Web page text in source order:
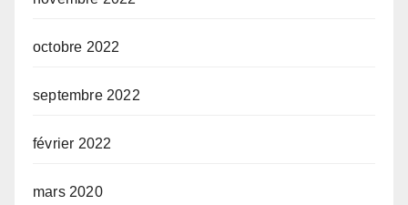
octobre 2022
septembre 2022
février 2022
mars 2020